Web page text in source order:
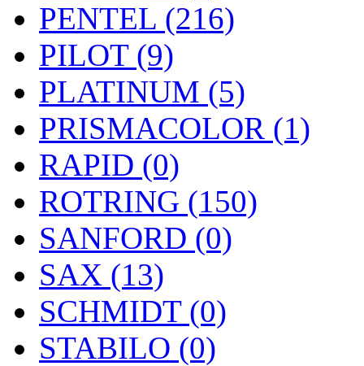
PENTEL (216)
PILOT (9)
PLATINUM (5)
PRISMACOLOR (1)
RAPID (0)
ROTRING (150)
SANFORD (0)
SAX (13)
SCHMIDT (0)
STABILO (0)